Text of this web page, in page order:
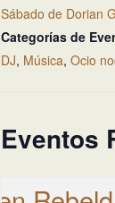
Sábado de Dorian
Categorías de
DJ, Música, Ocio
Eventos